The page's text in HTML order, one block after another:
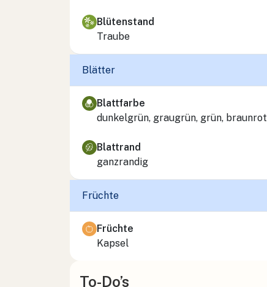
Blütenstand
Traube
Blätter
Blattfarbe
dunkelgrün, graugrün, grün, braunrot
Blattrand
ganzrandig
Früchte
Früchte
Kapsel
To-Do’s